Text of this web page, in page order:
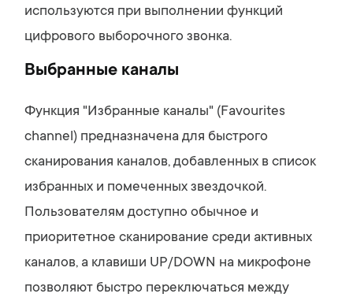
используются при выполнении функций
цифрового выборочного звонка.
Выбранные каналы
Функция "Избранные каналы" (Favourites
channel) предназначена для быстрого
сканирования каналов, добавленных в список
избранных и помеченных звездочкой.
Пользователям доступно обычное и
приоритетное сканирование среди активных
каналов, а клавиши UP/DOWN на микрофоне
позволяют быстро переключаться между